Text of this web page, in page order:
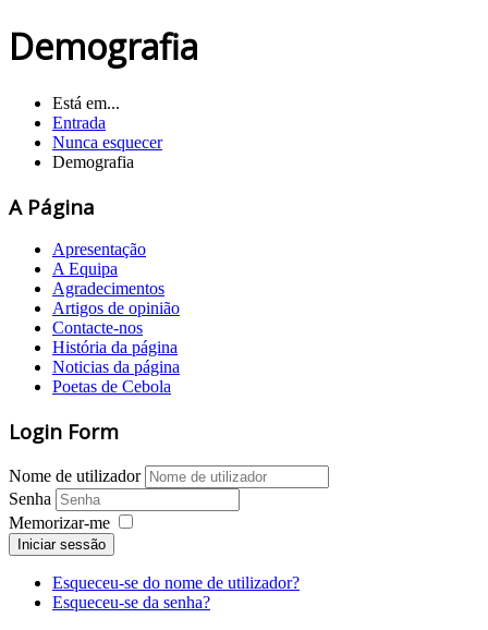
Demografia
Está em...
Entrada
Nunca esquecer
Demografia
A Página
Apresentação
A Equipa
Agradecimentos
Artigos de opinião
Contacte-nos
História da página
Noticias da página
Poetas de Cebola
Login Form
Nome de utilizador
Senha
Memorizar-me
Iniciar sessão
Esqueceu-se do nome de utilizador?
Esqueceu-se da senha?